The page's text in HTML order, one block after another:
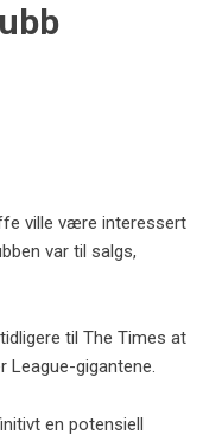
ville være interessert
var til salgs,
til The Times at
League-gigantene.
en potensiell